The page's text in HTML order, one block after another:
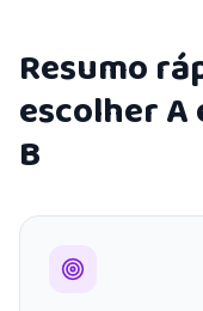
Resumo
escolher A
B